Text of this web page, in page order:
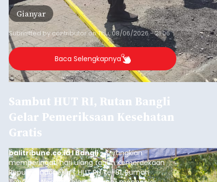
Gianyar
Submitted by contributoronThu, 08/06/2026 - 21:06
Baca Selengkapnya
Sambut HUT RI, Rutan Bangli
Gelar Pemeriksaan Kesehatan
Gratis
balitribune.co.id I Bangli -Serangkian
memperingati hari ulang tahun Kemerdekaan
Republik Indonesia ( HUT RI) ke-81, Rumah